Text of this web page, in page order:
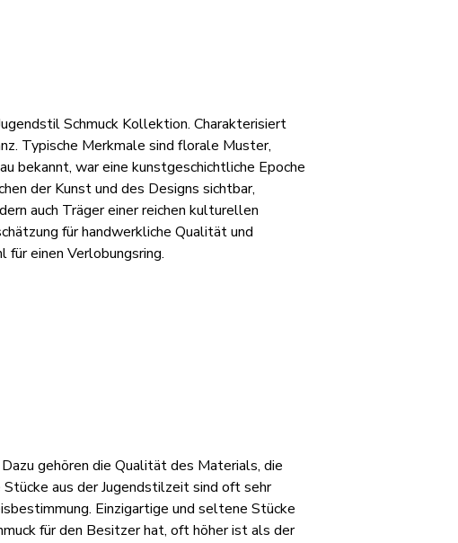
Schmuck Kollektion. Charakterisiert
Typische Merkmale sind florale Muster,
bekannt, war eine kunstgeschichtliche Epoche
der Kunst und des Designs sichtbar,
auch Träger einer reichen kulturellen
für handwerkliche Qualität und
für einen Verlobungsring.
gehören die Qualität des Materials, die
aus der Jugendstilzeit sind oft sehr
Einzigartige und seltene Stücke
für den Besitzer hat, oft höher ist als der